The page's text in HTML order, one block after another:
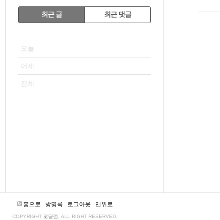
RECENTLY
최근 글 최근 댓글
오늘
어제
전체
홈으로 방명록 로그아웃 맨위로
COPYRIGHT 코딩런 , ALL RIGHT RESERVED.